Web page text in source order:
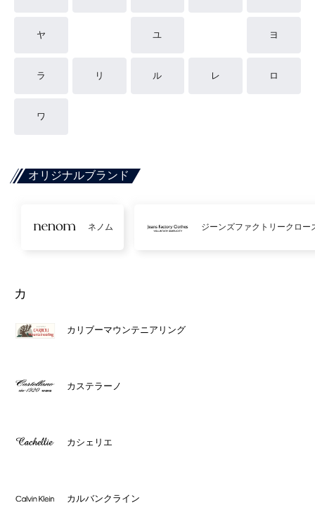
ヤ ユ ヨ
ラ リ ル レ ロ
ワ
オリジナルブランド
ネノム ジーンズファクトリークロー
カ
カリブーマウンテニアリング
カステラーノ
カシェリエ
カルバンクライン